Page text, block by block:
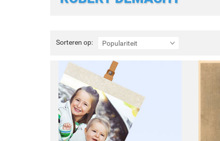
Sorteren op: Populariteit
Sorteren
op: